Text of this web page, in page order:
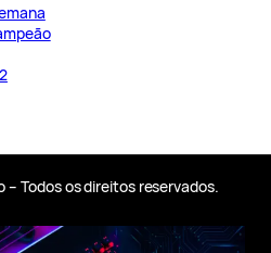
Todos os direitos reservados.